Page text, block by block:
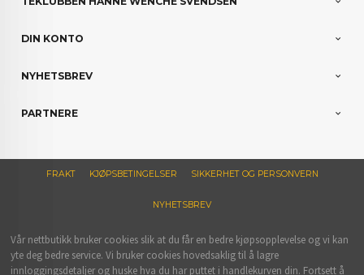
DIN KONTO
NYHETSBREV
PARTNERE
FRAKT KJØPSBETINGELSER SIKKERHET OG PERSONVERN
NYHETSBREV
Vår nettbutikk bruker cookies slik at du får en bedre kjøpsopplevelse og vi kan
yte deg bedre service. Vi bruker cookies hovedsaklig til å lagre
innloggingsdetaljer og huske hva du har puttet i handlekurven din. Fortsett å